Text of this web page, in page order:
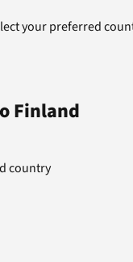
your preferred
Finland
country